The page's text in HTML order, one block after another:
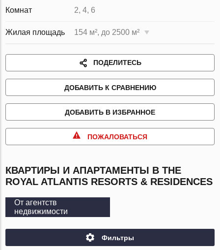
Комнат 2, 4, 6
Жилая площадь 154 м², до 2500 м²
ПОДЕЛИТЕСЬ
ДОБАВИТЬ К СРАВНЕНИЮ
ДОБАВИТЬ В ИЗБРАННОЕ
ПОЖАЛОВАТЬСЯ
КВАРТИРЫ И АПАРТАМЕНТЫ В THE
ROYAL ATLANTIS RESORTS & RESIDENCES
От агентств
недвижимости
Фильтры